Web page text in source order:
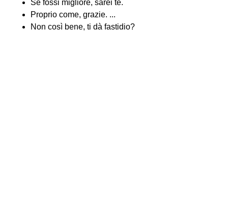
Se fossi migliore, sarei te.
Proprio come, grazie. ...
Non così bene, ti dà fastidio?